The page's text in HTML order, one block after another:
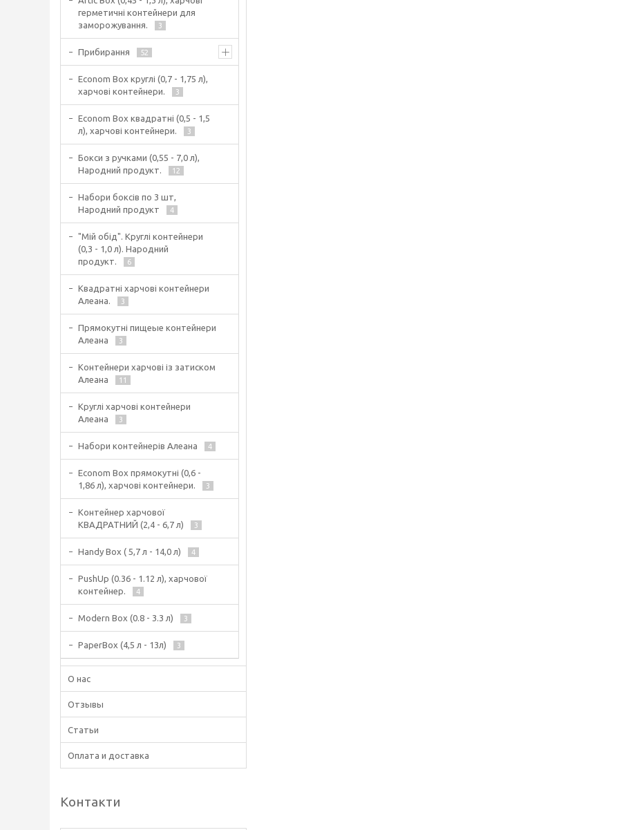
герметичні контейнери для
заморожування.
3
Прибирання 52
Econom Box круглі (0,7 - 1,75 л),
харчові контейнери.
3
Econom Box квадратні (0,5 - 1,5
л), харчові контейнери.
3
Бокси з ручками (0,55 - 7,0 л),
Народний продукт.
12
Набори боксів по 3 шт,
Народний продукт
4
"Мій обід". Круглі контейнери
(0,3 - 1,0 л). Народний
продукт.
6
Квадратні харчові контейнери
Алеана.
3
Прямокутні пищеые контейнери
Алеана
3
Контейнери харчові із затиском
Алеана
11
Круглі харчові контейнери
Алеана
3
Набори контейнерів Алеана 4
Econom Box прямокутні (0,6 -
1,86 л), харчові контейнери.
3
Контейнер харчової
КВАДРАТНИЙ (2,4 - 6,7 л)
3
Handy Box ( 5,7 л - 14,0 л) 4
PushUp (0.36 - 1.12 л), харчової
контейнер.
4
Modern Box (0.8 - 3.3 л) 3
PaperBox (4,5 л - 13л) 3
О нас
Отзывы
Статьи
Оплата и доставка
Контакти